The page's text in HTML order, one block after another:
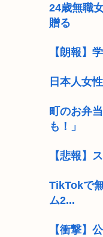
24歳無職
贈る
【朗報】
日本人女
町のお弁
も！」
【悲報】
TikTokで
ム2...
【衝撃】